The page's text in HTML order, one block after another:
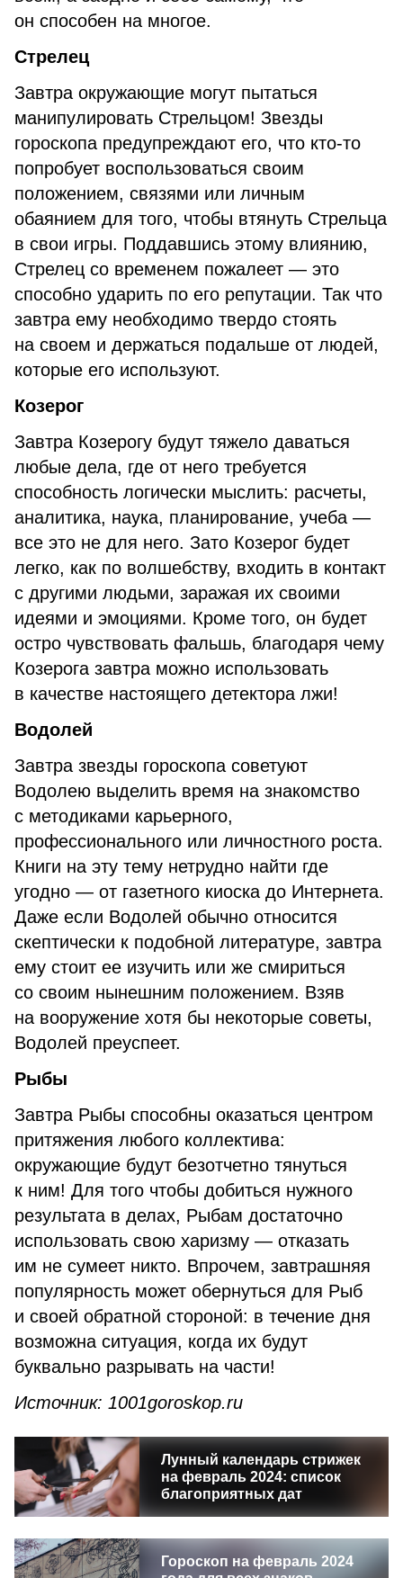
он способен на многое.
Стрелец
Завтра окружающие могут пытаться
манипулировать Стрельцом! Звезды
гороскопа предупреждают его, что кто-то
попробует воспользоваться своим
положением, связями или личным
обаянием для того, чтобы втянуть Стрельца
в свои игры. Поддавшись этому влиянию,
Стрелец со временем пожалеет — это
способно ударить по его репутации. Так что
завтра ему необходимо твердо стоять
на своем и держаться подальше от людей,
которые его используют.
Козерог
Завтра Козерогу будут тяжело даваться
любые дела, где от него требуется
способность логически мыслить: расчеты,
аналитика, наука, планирование, учеба —
все это не для него. Зато Козерог будет
легко, как по волшебству, входить в контакт
с другими людьми, заражая их своими
идеями и эмоциями. Кроме того, он будет
остро чувствовать фальшь, благодаря чему
Козерога завтра можно использовать
в качестве настоящего детектора лжи!
Водолей
Завтра звезды гороскопа советуют
Водолею выделить время на знакомство
с методиками карьерного,
профессионального или личностного роста.
Книги на эту тему нетрудно найти где
угодно — от газетного киоска до Интернета.
Даже если Водолей обычно относится
скептически к подобной литературе, завтра
ему стоит ее изучить или же смириться
со своим нынешним положением. Взяв
на вооружение хотя бы некоторые советы,
Водолей преуспеет.
Рыбы
Завтра Рыбы способны оказаться центром
притяжения любого коллектива:
окружающие будут безотчетно тянуться
к ним! Для того чтобы добиться нужного
результата в делах, Рыбам достаточно
использовать свою харизму — отказать
им не сумеет никто. Впрочем, завтрашняя
популярность может обернуться для Рыб
и своей обратной стороной: в течение дня
возможна ситуация, когда их будут
буквально разрывать на части!
Источник: 1001goroskop.ru
Лунный календарь стрижек
на февраль 2024: список
благоприятных дат
Гороскоп на февраль 2024